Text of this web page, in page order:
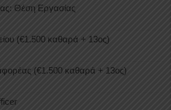
Θέση Εργασίας
(€1.500 καθαρά + 13ος)
(€1.500 καθαρά + 13ος)